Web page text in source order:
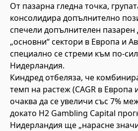
От пазарна гледна точка,
консолидира допълнително
спечели допълнителен пазарен
„основни“ сектори в Европа и
специално се стреми към по-
Нидерландия.
Киндред отбеляза, че
темп на растеж (CAGR в Европа
очаква да се увеличи със 7%
докато H2 Gambling Capital
Нидерландия ще „нарасне